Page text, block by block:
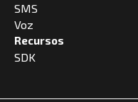
SMS
Voz
Recursos
SDK